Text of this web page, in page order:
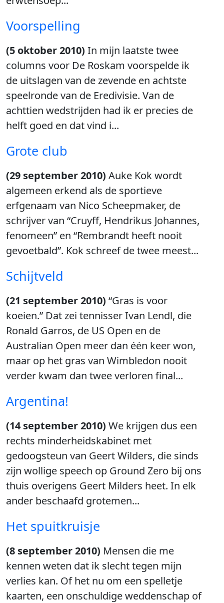
Voorspelling
(5 oktober 2010) In mijn laatste twee
columns voor De Roskam voorspelde ik
de uitslagen van de zevende en achtste
speelronde van de Eredivisie. Van de
achttien wedstrijden had ik er precies de
helft goed en dat vind i...
Grote club
(29 september 2010) Auke Kok wordt
algemeen erkend als de sportieve
erfgenaam van Nico Scheepmaker, de
schrijver van “Cruyff, Hendrikus Johannes,
fenomeen” en “Rembrandt heeft nooit
gevoetbald”. Kok schreef de twee meest...
Schijtveld
(21 september 2010) “Gras is voor
koeien.” Dat zei tennisser Ivan Lendl, die
Ronald Garros, de US Open en de
Australian Open meer dan één keer won,
maar op het gras van Wimbledon nooit
verder kwam dan twee verloren final...
Argentina!
(14 september 2010) We krijgen dus een
rechts minderheidskabinet met
gedoogsteun van Geert Wilders, die sinds
zijn wollige speech op Ground Zero bij ons
thuis overigens Geert Milders heet. In elk
ander beschaafd grotemen...
Het spuitkruisje
(8 september 2010) Mensen die me
kennen weten dat ik slecht tegen mijn
verlies kan. Of het nu om een spelletje
kaarten, een onschuldige weddenschap of